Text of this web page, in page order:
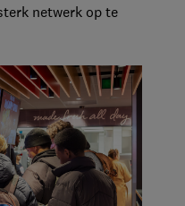
netwerk op te